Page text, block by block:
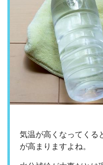
気温が高くなってくる
が高まりますよね。